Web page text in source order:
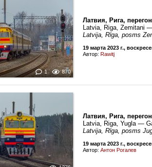
1 870
Латвия, Рига,
Latvia, Riga, Zemitani
Latvija, Rīga, posms
19 марта 2023 г.,
Автор: Rawitj
Латвия, Рига,
Latvia, Riga, Yugla —
Latvija, Rīga, posms
19 марта 2023 г.,
Автор: Антон Рогалев